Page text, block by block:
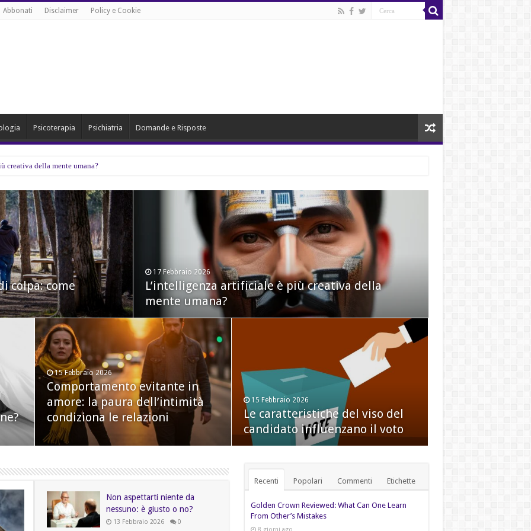
Abbonati Disclaimer Policy e Cookie
Psicoterapia Psichiatria Domande e Risposte
creativa della mente umana?
colpa: come
17 Febbraio 2026
L’intelligenza artificiale è più creativa della
mente umana?
15 Febbraio 2026
Comportamento evitante in
amore: la paura dell’intimità
condiziona le relazioni
15 Febbraio 2026
Le caratteristiche del viso del
candidato influenzano il voto
e
14 Febbraio 2026
In che modo il nostro cervello organizza il
linguaggio
13 Febbraio 2026
Perché trascorrere il tempo con
i nostri cani ci fa bene
12 Febbraio 2026
Chimica in amore: tra
neuroscienze ed emozioni
Non aspettarti niente da
nessuno: è giusto o no?
13 Febbraio 2026 0
Recenti Popolari Commenti Etichette
Golden Crown Reviewed: What Can One Learn
From Other’s Mistakes
8 giorni ago